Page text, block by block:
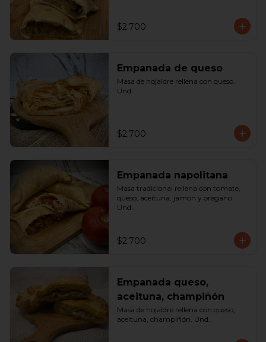
$2.700
Empanada de queso
Masa de hojaldre rellena con queso.
Und.
$2.700
Empanada napolitana
Masa tradicional rellena con tomate,
queso, aceituna, jamón y orégano.
Und.
$2.700
Empanada queso,
aceituna, champiñón
Masa de hojaldre rellena con queso,
aceituna, champiñón. Und.